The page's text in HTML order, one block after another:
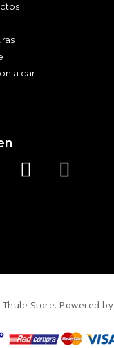
a car
Store. Powered by